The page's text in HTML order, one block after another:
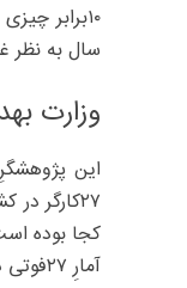
۱۰برابر
سال به نظر
وزارت
این
۲۷‌کارگر
آمارِ